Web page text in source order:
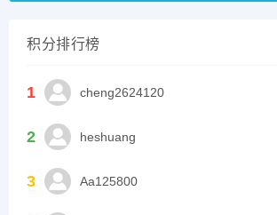
积分排行榜
1 cheng2624120
2 heshuang
3 Aa125800